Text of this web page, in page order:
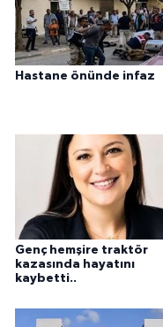
Hastane önünde infaz
Genç hemşire traktör
kazasında hayatını
kaybetti..